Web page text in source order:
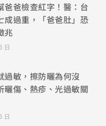
爸爸檢查紅字！醫：台
成過重，「爸爸肚」恐
兆
日
過敏，擦防曬為何沒
曬傷、熱疹、光過敏關
日